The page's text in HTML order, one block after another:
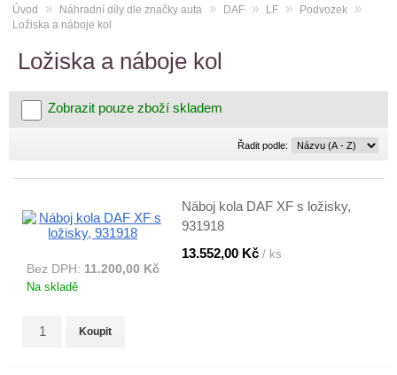
Úvod » Náhradní díly dle značky auta » DAF » LF » Podvozek »
Ložiska a náboje kol
Ložiska a náboje kol
Zobrazit pouze zboží skladem
Řadit podle: Řadit
podle:
Náboj kola DAF XF s ložisky,
931918
13.552,00 Kč / ks
Bez DPH: 11.200,00 Kč
Na skladě
Koupit